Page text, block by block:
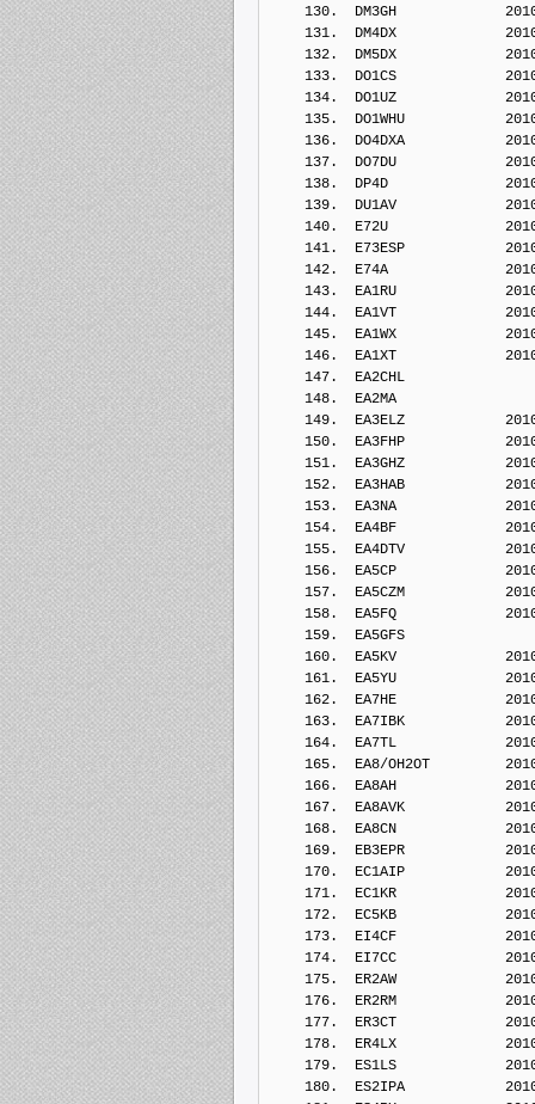
130.  DM3GH
131.  DM4DX
132.  DM5DX
133.  DO1CS
134.  DO1UZ
135.  DO1WHU
136.  DO4DXA
137.  DO7DU
138.  DP4D
139.  DU1AV
140.  E72U
141.  E73ESP
142.  E74A
143.  EA1RU
144.  EA1VT
145.  EA1WX
146.  EA1XT
147.  EA2CHL
148.  EA2MA
149.  EA3ELZ
150.  EA3FHP
151.  EA3GHZ
152.  EA3HAB
153.  EA3NA
154.  EA4BF
155.  EA4DTV
156.  EA5CP
157.  EA5CZM
158.  EA5FQ
159.  EA5GFS
160.  EA5KV
161.  EA5YU
162.  EA7HE
163.  EA7IBK
164.  EA7TL
165.  EA8/OH2OT
166.  EA8AH
167.  EA8AVK
168.  EA8CN
169.  EB3EPR
170.  EC1AIP
171.  EC1KR
172.  EC5KB
173.  EI4CF
174.  EI7CC
175.  ER2AW
176.  ER2RM
177.  ER3CT
178.  ER4LX
179.  ES1LS
180.  ES2IPA